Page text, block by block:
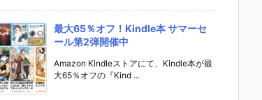
最大65％オフ！Kindle本 サマーセ
ール第2弾開催中
Amazon Kindleストアにて、Kindle本が最
大65％オフの『Kind ...